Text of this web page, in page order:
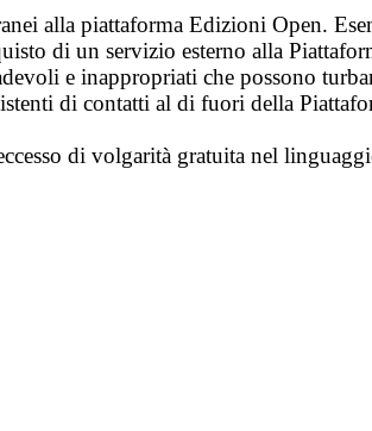
alla piattaforma Edizioni Open.
di un servizio esterno alla
e inappropriati che possono
di contatti al di fuori della
di volgarità gratuita nel